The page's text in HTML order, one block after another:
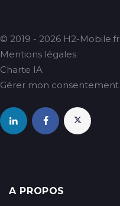
© 2019 - 2026 H2-Mobile.fr
Mentions légales
Charte IA
Gérer mon consentement
A PROPOS